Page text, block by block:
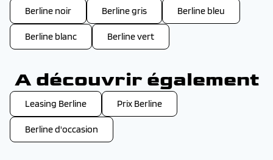
Berline noir Berline gris Berline bleu
Berline blanc Berline vert
A découvrir également
Leasing Berline Prix Berline
Berline d'occasion